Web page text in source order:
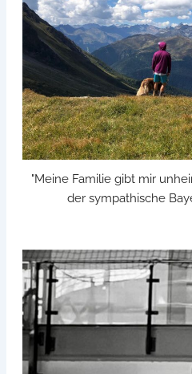
"Meine Familie gibt mir
der sympathische